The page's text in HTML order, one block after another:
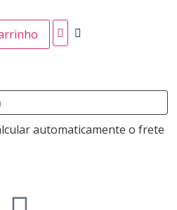
automaticamente o frete